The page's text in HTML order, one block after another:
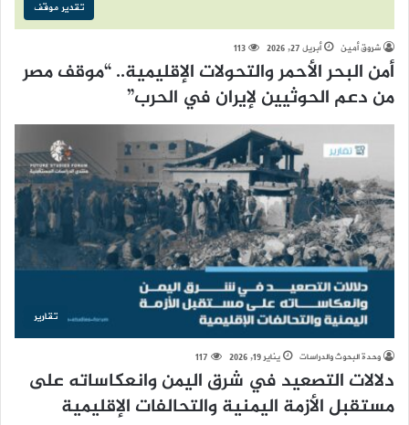
تقدير موقف
شروق أمين أبريل 27, 2026 113
أمن البحر الأحمر والتحولات الإقليمية.. “موقف مصر
من دعم الحوثيين لإيران في الحرب”
تقارير
وحدة البحوث والدراسات يناير 19, 2026 117
دلالات التصعيد في شرق اليمن وانعكاساته على
مستقبل الأزمة اليمنية والتحالفات الإقليمية